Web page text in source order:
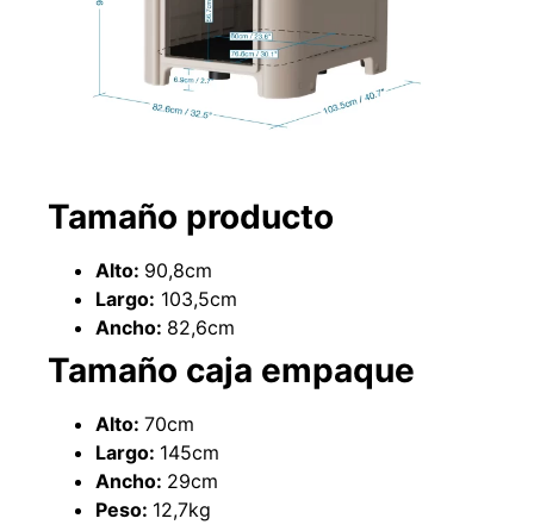
Tamaño producto
Alto: 90,8cm
Largo: 103,5cm
Ancho: 82,6cm
Tamaño caja empaque
Alto: 70cm
Largo: 145cm
Ancho: 29cm
Peso: 12,7kg
Empaquetadura 3/16"
4.8mm neopreno con 1 tela
3.5MP
Agregar al carrito